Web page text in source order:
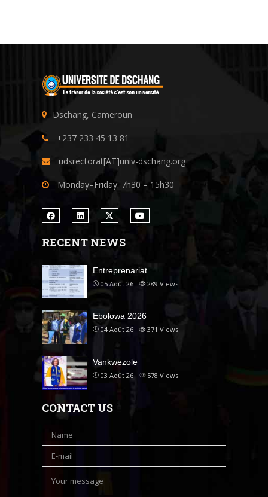
Dschang, Cameroun
+237 233 45 13 81
udsrectorat[AT]univ-dschang.org
Monday–Friday: 7h30 – 15h30
RECENT NEWS
Entreprenariat
05 Août 26 289 Views
Ebolowa 2026
04 Août 26 371 Views
Vankwezole
03 Août 26 578 Views
CONTACT US